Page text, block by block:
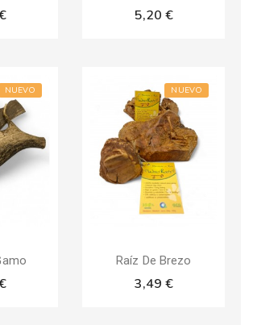
5,20 €
NUEVO NUEVO
Raíz De Brezo
3,49 €